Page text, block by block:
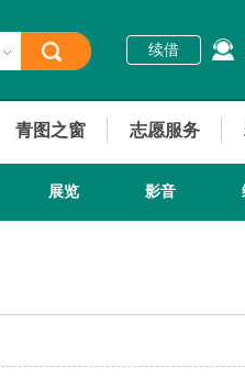
续借
青图之窗 志愿服务
展览 影音